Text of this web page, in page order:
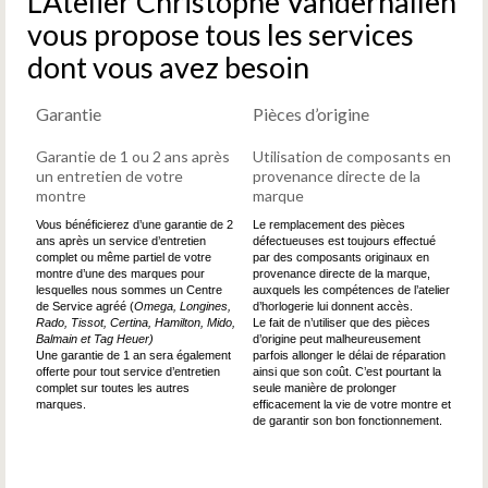
vous propose tous les services
dont vous avez besoin
Garantie
Garantie de 1 ou 2 ans après
un entretien de votre
montre
Vous bénéficierez d’une garantie de 2
ans après un service d’entretien
complet ou même partiel de votre
montre d’une des marques pour
lesquelles nous sommes un Centre
de Service agréé (Omega, Longines,
Rado, Tissot, Certina, Hamilton, Mido,
Balmain et Tag Heuer)
Une garantie de 1 an sera également
offerte pour tout service d’entretien
complet sur toutes les autres
marques.
Pièces d’origine
Utilisation de composants en
provenance directe de la
marque
Le remplacement des pièces
défectueuses est toujours effectué
par des composants originaux en
provenance directe de la marque,
auxquels les compétences de l’atelier
d’horlogerie lui donnent accès.
Le fait de n’utiliser que des pièces
d’origine peut malheureusement
parfois allonger le délai de réparation
ainsi que son coût. C’est pourtant la
seule manière de prolonger
efficacement la vie de votre montre et
de garantir son bon fonctionnement.